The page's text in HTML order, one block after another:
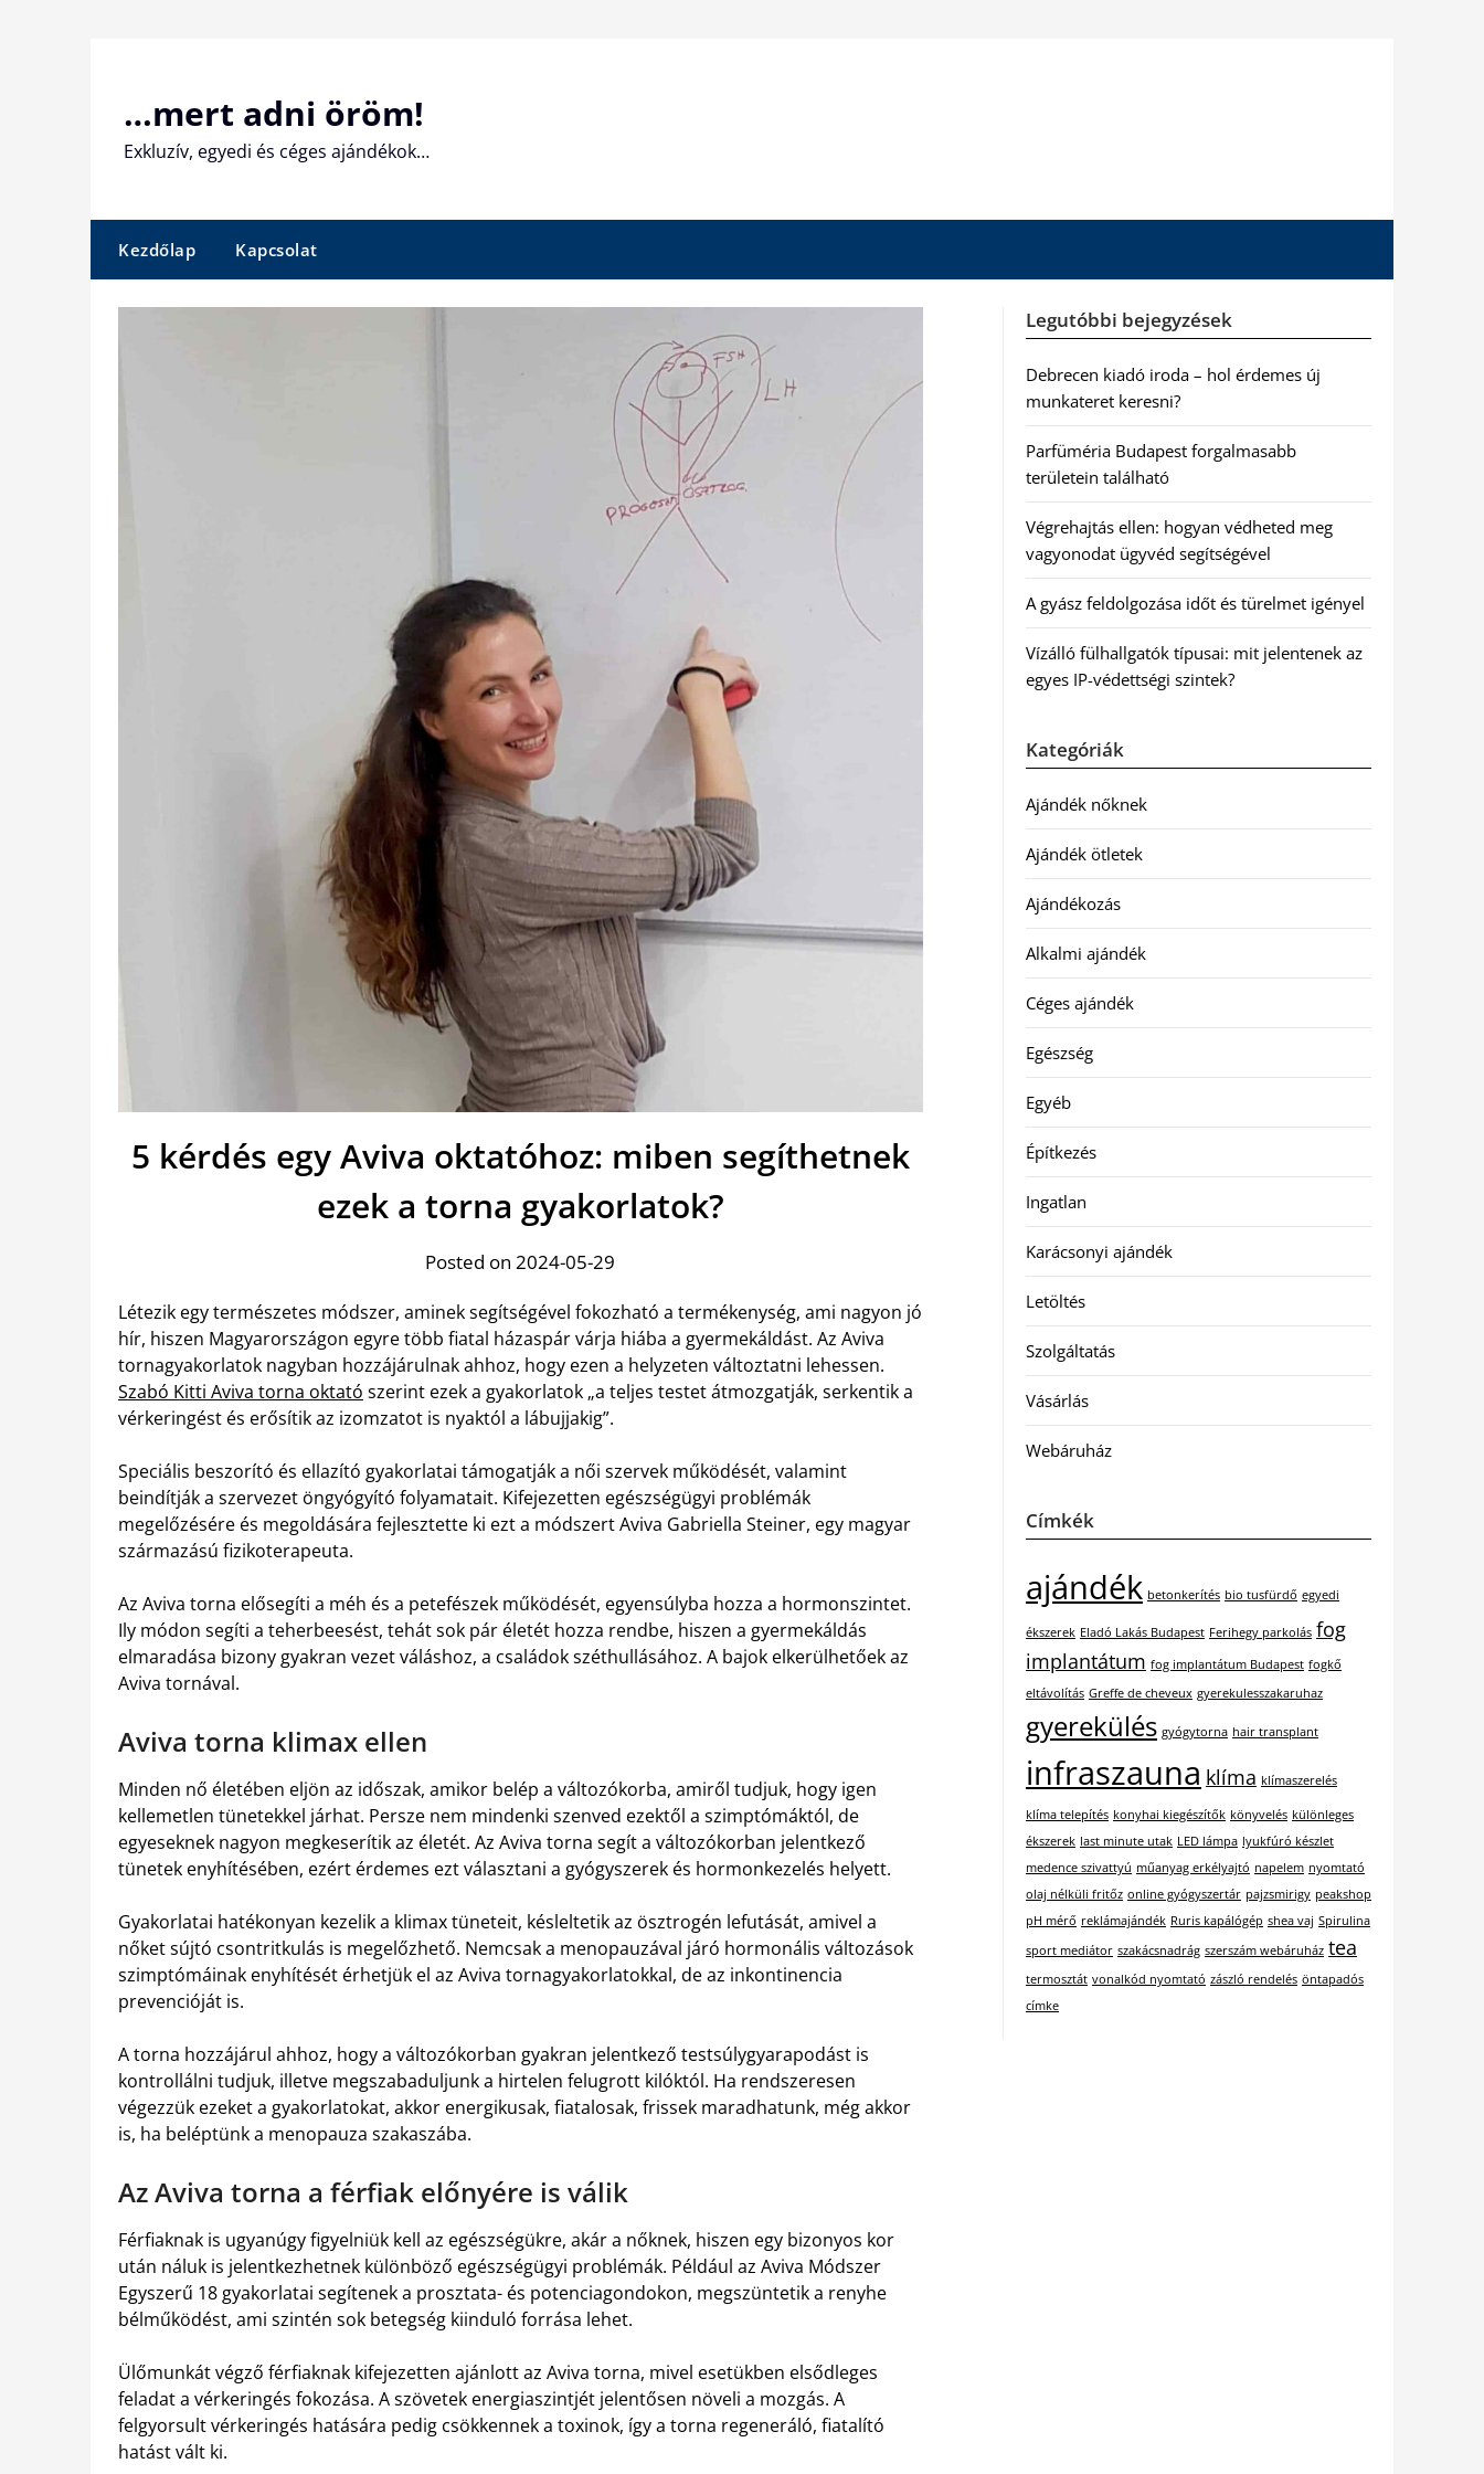
…mert adni öröm!
Exkluzív, egyedi és céges ajándékok…
Kezdőlap Kapcsolat
5 kérdés egy Aviva oktatóhoz: miben segíthetnek
ezek a torna gyakorlatok?
Posted on 2024-05-29
Létezik egy természetes módszer, aminek segítségével fokozható a termékenység, ami nagyon jó
hír, hiszen Magyarországon egyre több fiatal házaspár várja hiába a gyermekáldást. Az Aviva
tornagyakorlatok nagyban hozzájárulnak ahhoz, hogy ezen a helyzeten változtatni lehessen.
Szabó Kitti Aviva torna oktató szerint ezek a gyakorlatok „a teljes testet átmozgatják, serkentik a
vérkeringést és erősítik az izomzatot is nyaktól a lábujjakig”.
Speciális beszorító és ellazító gyakorlatai támogatják a női szervek működését, valamint
beindítják a szervezet öngyógyító folyamatait. Kifejezetten egészségügyi problémák
megelőzésére és megoldására fejlesztette ki ezt a módszert Aviva Gabriella Steiner, egy magyar
származású fizikoterapeuta.
Az Aviva torna elősegíti a méh és a petefészek működését, egyensúlyba hozza a hormonszintet.
Ily módon segíti a teherbeesést, tehát sok pár életét hozza rendbe, hiszen a gyermekáldás
elmaradása bizony gyakran vezet váláshoz, a családok széthullásához. A bajok elkerülhetőek az
Aviva tornával.
Aviva torna klimax ellen
Minden nő életében eljön az időszak, amikor belép a változókorba, amiről tudjuk, hogy igen
kellemetlen tünetekkel járhat. Persze nem mindenki szenved ezektől a szimptómáktól, de
egyeseknek nagyon megkeserítik az életét. Az Aviva torna segít a változókorban jelentkező
tünetek enyhítésében, ezért érdemes ezt választani a gyógyszerek és hormonkezelés helyett.
Gyakorlatai hatékonyan kezelik a klimax tüneteit, késleltetik az ösztrogén lefutását, amivel a
nőket sújtó csontritkulás is megelőzhető. Nemcsak a menopauzával járó hormonális változások
szimptómáinak enyhítését érhetjük el az Aviva tornagyakorlatokkal, de az inkontinencia
prevencióját is.
A torna hozzájárul ahhoz, hogy a változókorban gyakran jelentkező testsúlygyarapodást is
kontrollálni tudjuk, illetve megszabaduljunk a hirtelen felugrott kilóktól. Ha rendszeresen
végezzük ezeket a gyakorlatokat, akkor energikusak, fiatalosak, frissek maradhatunk, még akkor
is, ha beléptünk a menopauza szakaszába.
Az Aviva torna a férfiak előnyére is válik
Férfiaknak is ugyanúgy figyelniük kell az egészségükre, akár a nőknek, hiszen egy bizonyos kor
után náluk is jelentkezhetnek különböző egészségügyi problémák. Például az Aviva Módszer
Egyszerű 18 gyakorlatai segítenek a prosztata- és potenciagondokon, megszüntetik a renyhe
bélműködést, ami szintén sok betegség kiinduló forrása lehet.
Ülőmunkát végző férfiaknak kifejezetten ajánlott az Aviva torna, mivel esetükben elsődleges
feladat a vérkeringés fokozása. A szövetek energiaszintjét jelentősen növeli a mozgás. A
felgyorsult vérkeringés hatására pedig csökkennek a toxinok, így a torna regeneráló, fiatalító
hatást vált ki.
Legutóbbi bejegyzések
Debrecen kiadó iroda – hol érdemes új
munkateret keresni?
Parfüméria Budapest forgalmasabb
területein található
Végrehajtás ellen: hogyan védheted meg
vagyonodat ügyvéd segítségével
A gyász feldolgozása időt és türelmet igényel
Vízálló fülhallgatók típusai: mit jelentenek az
egyes IP-védettségi szintek?
Kategóriák
Ajándék nőknek
Ajándék ötletek
Ajándékozás
Alkalmi ajándék
Céges ajándék
Egészség
Egyéb
Építkezés
Ingatlan
Karácsonyi ajándék
Letöltés
Szolgáltatás
Vásárlás
Webáruház
Címkék
ajándék betonkerítés bio tusfürdő egyedi
ékszerek Eladó Lakás Budapest Ferihegy parkolás fog
implantátum fog implantátum Budapest fogkő
eltávolítás Greffe de cheveux gyerekulesszakaruhaz
gyerekülés gyógytorna hair transplant
infraszauna klíma klímaszerelés
klíma telepítés konyhai kiegészítők könyvelés különleges
ékszerek last minute utak LED lámpa lyukfúró készlet
medence szivattyú műanyag erkélyajtó napelem nyomtató
olaj nélküli fritőz online gyógyszertár pajzsmirigy peakshop
pH mérő reklámajándék Ruris kapálógép shea vaj Spirulina
sport mediátor szakácsnadrág szerszám webáruház tea
termosztát vonalkód nyomtató zászló rendelés öntapadós
címke